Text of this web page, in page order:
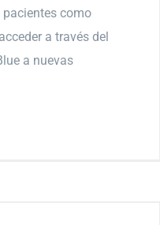
como
a través del
a nuevas